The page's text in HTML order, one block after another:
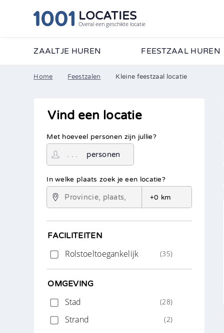
LOCATIES
Overal een geschikte locatie
ZAALTJE HUREN FEESTZAAL HUREN
Home Feestzalen Kleine feestzaal locatie
Vind een locatie
Met hoeveel personen zijn jullie?
personen
In welke plaats zoek je een locatie?
FACILITEITEN
Rolstoeltoegankelijk (35)
OMGEVING
Stad (28)
Strand (2)